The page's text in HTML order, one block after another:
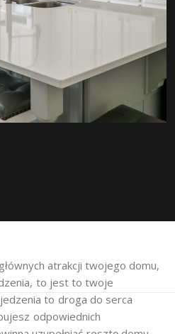
atrakcji twojego domu,
to jest to twoje
to droga do serca
odpowiednich